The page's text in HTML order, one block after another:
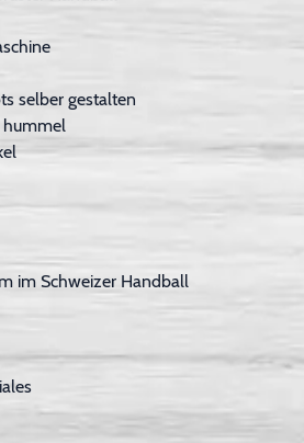
selber gestalten
hummel
im Schweizer Handball